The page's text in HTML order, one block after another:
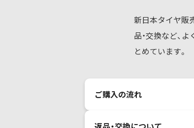
新日本タイヤ販
品・交換など、
とめています。
ご購入の流れ